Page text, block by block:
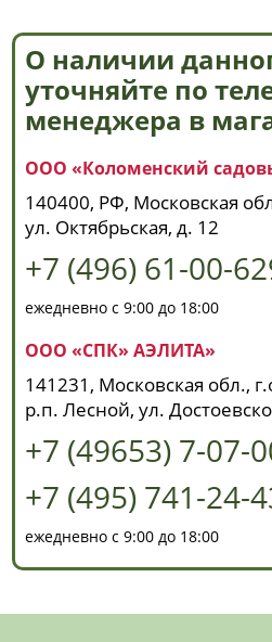
О наличии
уточняйте по
менеджера в
ООО «Коломенский
140400, РФ, Московская
ул. Октябрьская, д. 12
+7 (496) 61-00-
ежедневно с 9:00 до 18:00
ООО «СПК» АЭЛИТА»
141231, Московская обл.,
р.п. Лесной, ул.
+7 (49653) 7-07-
+7 (495) 741-24-
ежедневно с 9:00 до 18:00